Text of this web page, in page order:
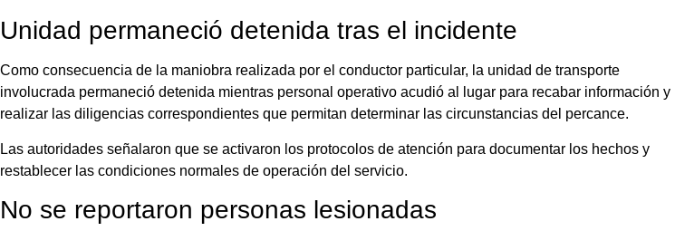
Unidad permaneció detenida tras el incidente
Como consecuencia de la maniobra realizada por el conductor particular, la unidad de transporte
involucrada permaneció detenida mientras personal operativo acudió al lugar para recabar información y
realizar las diligencias correspondientes que permitan determinar las circunstancias del percance.
Las autoridades señalaron que se activaron los protocolos de atención para documentar los hechos y
restablecer las condiciones normales de operación del servicio.
No se reportaron personas lesionadas